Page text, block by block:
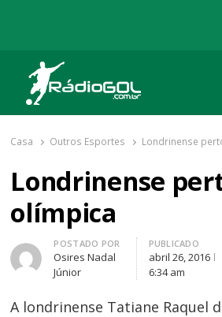
Rádio Gol
Há mais de 20 anos com as melhores
Casa Outros Esportes Londrinense
Londrinense
olímpica
Autor
POSTADO POR
Osires Nadal
Júnior
PUBLICADO
abril 26, 2016
6:34 am
A londrinense Tatiane Raquel